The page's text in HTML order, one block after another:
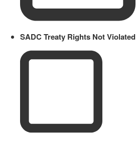
SADC Treaty Rights Not Violated